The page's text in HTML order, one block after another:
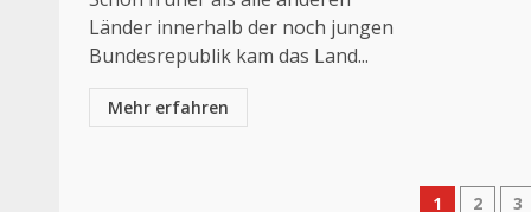
Länder innerhalb der noch jungen
Bundesrepublik kam das Land...
Mehr erfahren
1 2 3